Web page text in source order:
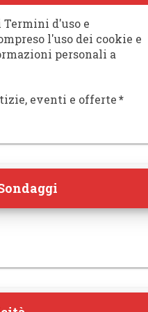
d'uso e
l'uso dei cookie e
personali a
eventi e offerte*